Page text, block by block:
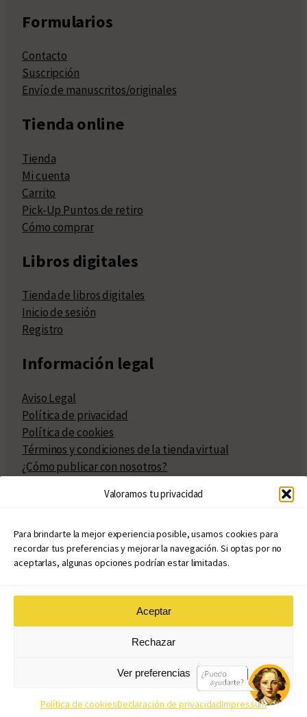
Valoramos tu privacidad
Para brindarte la mejor experiencia posible, usamos cookies para
recordar tus preferencias y mejorar la navegación. Si optas por no
aceptarlas, algunas opciones podrían estar limitadas.
Aceptar
Rechazar
Ver preferencias
Política de cookiesDeclaración de privacidadImpressum
Formularios
Contacto
Suscripción
Envío de manuscritos/originales
Tienda online
Tienda
Mi cuenta
Carrito
Pick-Up Puntos de retiro
Cómo comprar
Libros digitales
Tienda de libros digitales
Inicio de sesión
Registro
Información legal
Aviso Legal
Política de privacidad
Política de cookies
Términos y condiciones de la tienda virtual
¿Cómo publicar con nosotros?
Políticas de publicación
Políticas de coedición
Atribuciones